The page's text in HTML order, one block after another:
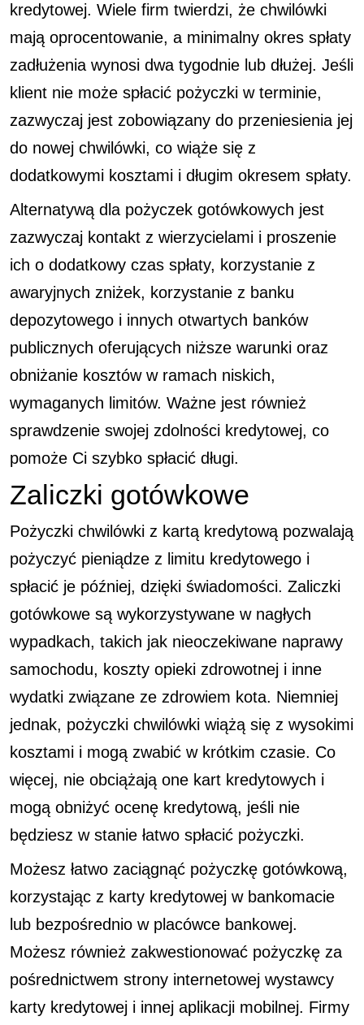
kredytowej. Wiele firm twierdzi, że chwilówki
mają oprocentowanie, a minimalny okres spłaty
zadłużenia wynosi dwa tygodnie lub dłużej. Jeśli
klient nie może spłacić pożyczki w terminie,
zazwyczaj jest zobowiązany do przeniesienia jej
do nowej chwilówki, co wiąże się z
dodatkowymi kosztami i długim okresem spłaty.
Alternatywą dla pożyczek gotówkowych jest
zazwyczaj kontakt z wierzycielami i proszenie
ich o dodatkowy czas spłaty, korzystanie z
awaryjnych zniżek, korzystanie z banku
depozytowego i innych otwartych banków
publicznych oferujących niższe warunki oraz
obniżanie kosztów w ramach niskich,
wymaganych limitów. Ważne jest również
sprawdzenie swojej zdolności kredytowej, co
pomoże Ci szybko spłacić długi.
Zaliczki gotówkowe
Pożyczki chwilówki z kartą kredytową pozwalają
pożyczyć pieniądze z limitu kredytowego i
spłacić je później, dzięki świadomości. Zaliczki
gotówkowe są wykorzystywane w nagłych
wypadkach, takich jak nieoczekiwane naprawy
samochodu, koszty opieki zdrowotnej i inne
wydatki związane ze zdrowiem kota. Niemniej
jednak, pożyczki chwilówki wiążą się z wysokimi
kosztami i mogą zwabić w krótkim czasie. Co
więcej, nie obciążają one kart kredytowych i
mogą obniżyć ocenę kredytową, jeśli nie
będziesz w stanie łatwo spłacić pożyczki.
Możesz łatwo zaciągnąć pożyczkę gotówkową,
korzystając z karty kredytowej w bankomacie
lub bezpośrednio w placówce bankowej.
Możesz również zakwestionować pożyczkę za
pośrednictwem strony internetowej wystawcy
karty kredytowej i innej aplikacji mobilnej. Firmy